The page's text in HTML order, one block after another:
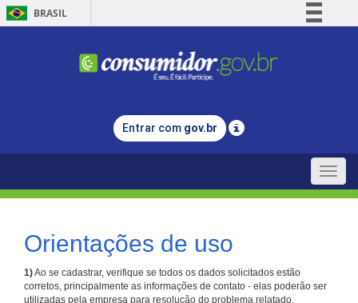
BRASIL
Comunica BR
Legislação
Entrar com gov.br
Toggle
Orientações de uso
1)Ao se cadastrar, verifique se todos os dados solicitados estão
corretos, principalmente as informações de contato - elas poderão ser
utilizadas pela empresa para resolução do problema relatado.